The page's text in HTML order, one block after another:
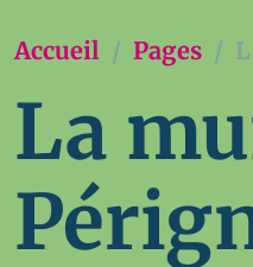
Accueil Pages
La